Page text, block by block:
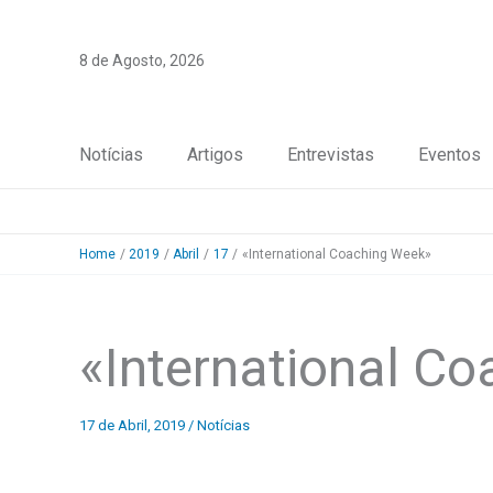
8 de Agosto, 2026
Notícias Artigos Entrevistas Eventos
Home 2019 Abril 17 «International Coaching Week»
«International
17 de Abril, 2019 / Notícias